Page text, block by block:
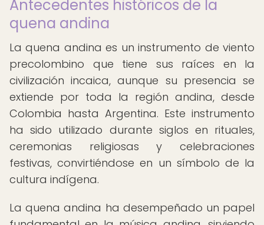
Antecedentes históricos de la
quena andina
La quena andina es un instrumento de viento
precolombino que tiene sus raíces en la
civilización incaica, aunque su presencia se
extiende por toda la región andina, desde
Colombia hasta Argentina. Este instrumento
ha sido utilizado durante siglos en rituales,
ceremonias religiosas y celebraciones
festivas, convirtiéndose en un símbolo de la
cultura indígena.
La quena andina ha desempeñado un papel